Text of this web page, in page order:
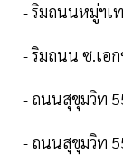
- ริมถนนหมู่ฯเ
- ริมถนน ซ.เอ
- ถนนสุขุมวิท
- ถนนสุขุมวิท